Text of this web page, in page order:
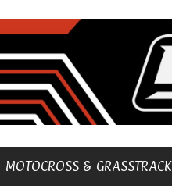
MOTOCROSS & GRASSTRACK